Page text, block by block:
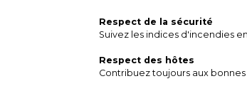
Respect de la sécurité
Suivez les indices d'incendies
Respect des hôtes
Contribuez toujours aux